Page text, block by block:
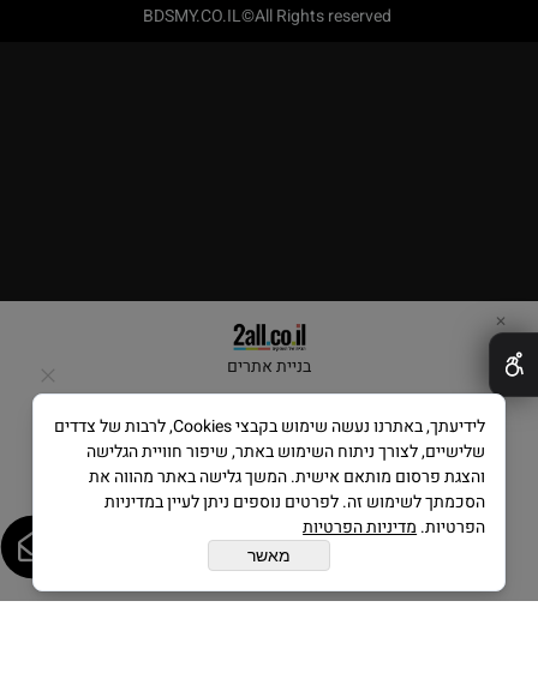
בניית אתרים
✕
לידיעתך, באתרנו נעשה שימוש בקבצי Cookies, לרבות של צדדים
שלישיים, לצורך ניתוח השימוש באתר, שיפור חוויית הגלישה
והצגת פרסום מותאם אישית. המשך גלישה באתר מהווה את
הסכמתך לשימוש זה. לפרטים נוספים ניתן לעיין במדיניות
הפרטיות. מדיניות הפרטיות
מאשר